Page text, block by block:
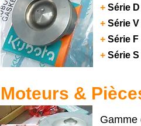
+ Série
+ Série
+ Série
+ Série
Gamme
Moteurs &